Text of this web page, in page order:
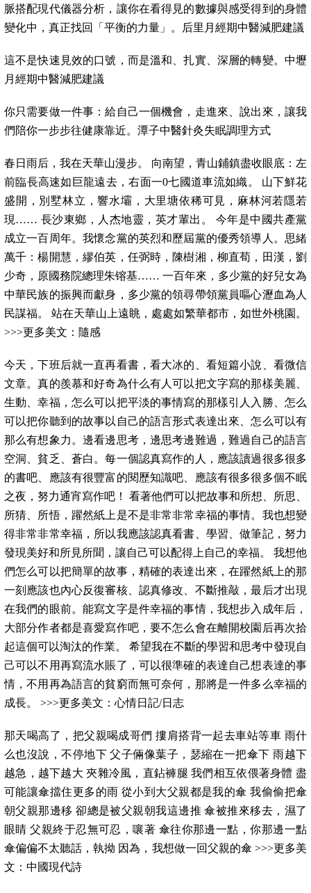
脈搭配現代儀器分析，讓你在看得見的數據與感受得到的身體
變化中，真正找回「平衡的力量」。后里月經期中醫減肥建議
這不是快速見效的口號，而是溫和、扎實、深層的轉變。中壢
月經期中醫減肥建議
你只需要做一件事：給自己一個機會，走進來、說出來，讓我
們陪你一步步往健康靠近。潭子中醫針灸失眠調理方式
春日雨后，我在天華山漫步。 向南望，青山鋪鎮盡收眼底：左
前臨長高速如巨龍遠去，右面一0七國道車流如織。 山下鮮花
盛開，別墅林立，響水壩，大里塘依稀可見，麻林河若隱若
現…… 長沙東鄉，人杰地靈，英才輩出。 今年是中國共產黨
成立一百周年。我懷念黨的英烈和歷屆黨的優秀領導人。思緒
萬千：楊開慧，繆伯英，任弼時，陳樹湘，柳直荀，田漢，劉
少奇，原國務院總理朱镕基…… 一百年來，多少黨的好兒女為
中華民族的振興而獻身，多少黨的領尋帶領黨員嘔心瀝血為人
民謀福。 站在天華山上遠眺，處處如繁華都市，如世外桃園。
>>>更多美文：隨感
今天，下班后就一直再看書，看大冰的、看短篇小說、看微信
文章。真的羨慕和好奇為什么有人可以把文字寫的那樣美麗、
生動、幸福，怎么可以把平淡的事情寫的那樣引人入勝、怎么
可以把你聽到的故事以自己的語言形式表達出來、怎么可以有
那么有想象力。邊看邊思考，邊思考邊難過，難過自己的語言
空洞、貧乏、蒼白。每一個認真寫作的人，應該讀過很多很多
的書吧、應該有很豐富的閱歷知識吧、應該有很多很多個不眠
之夜，努力通宵寫作吧！ 看著他們可以把故事和所想、所思、
所猜、所悟，躍然紙上是不是非常非常幸福的事情。我也想變
得非常非常幸福，所以我應該認真看書、學習、做筆記，努力
發現美好和所見所聞，讓自己可以配得上自己的幸福。 我想他
們怎么可以把簡單的故事，精確的表達出來，在躍然紙上的那
一刻應該也內心反復審核、認真修改、不斷推敲，最后才出現
在我們的眼前。能寫文字是件幸福的事情，我想步入成年后，
大部分作者都是喜愛寫作吧，要不怎么會在離開校園后再次拾
起這個可以淘汰的作業。 希望我在不斷的學習和思考中發現自
己可以不用再寫流水賬了，可以很準確的表達自己想表達的事
情，不用再為語言的貧窮而無可奈何，那將是一件多么幸福的
成長。 >>>更多美文：心情日記/日志
那天喝高了，把父親喝成哥們 摟肩搭背一起去車站等車 雨什
么也沒說，不停地下 父子倆像葉子，瑟縮在一把傘下 雨越下
越急，越下越大 夾雜冷風，直鉆褲腿 我們相互依偎著身體 盡
可能讓傘擋住更多的雨 從小到大父親都是我的傘 我偷偷把傘
朝父親那邊移 卻總是被父親朝我這邊推 傘被推來移去，濕了
眼睛 父親終于忍無可忍，嚷著 傘往你那邊一點，你那邊一點
傘偏偏不太聽話，執拗 因為，我想做一回父親的傘 >>>更多美
文：中國現代詩